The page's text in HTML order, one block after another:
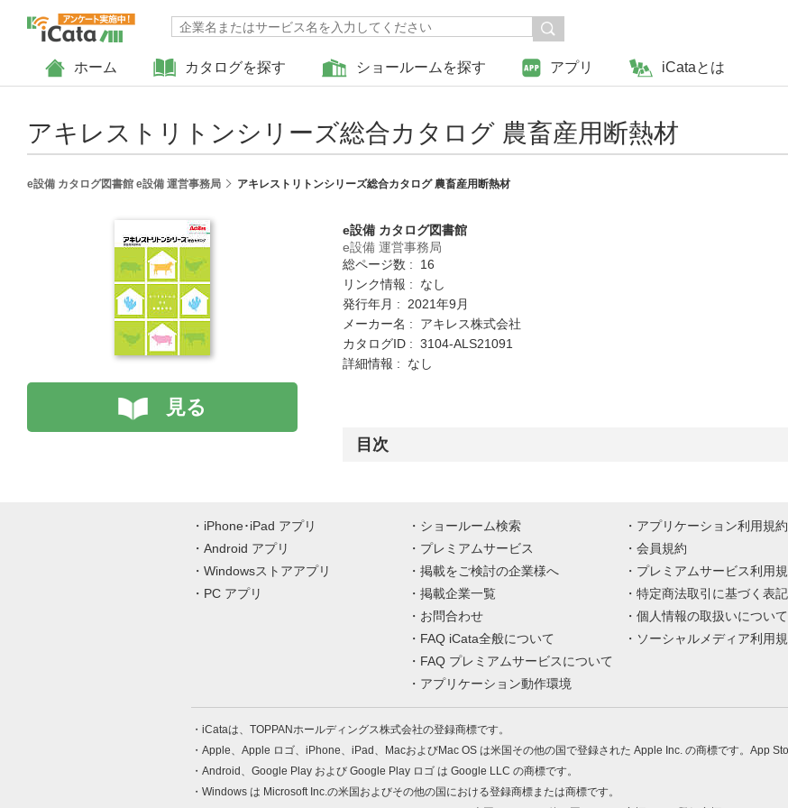
ホーム カタログを探す ショールームを探す アプリ iCataとは
アキレストリトンシリーズ総合カタログ 農畜産用断熱材
e設備 カタログ図書館 e設備 運営事務局 アキレストリトンシリーズ総合カタログ 農畜産用断熱材
見る
e設備 カタログ図書館
e設備 運営事務局
総ページ数 : 16
リンク情報 : なし
発行年月 : 2021年9月
メーカー名 : アキレス株式会社
カタログID : 3104-ALS21091
詳細情報 : なし
目次
iPhone･iPad アプリ
Android アプリ
Windowsストアアプリ
PC アプリ
ショールーム検索
プレミアムサービス
掲載をご検討の企業様へ
掲載企業一覧
お問合わせ
FAQ iCata全般について
FAQ プレミアムサービスについて
アプリケーション動作環境
アプリケーション利用規約
会員規約
プレミアムサービス利用
特定商法取引に基づく表記
個人情報の取扱いについて
ソーシャルメディア利用
iCataは、TOPPANホールディングス株式会社の登録商標です。
Apple、Apple ロゴ、iPhone、iPad、MacおよびMac OS は米国その他の国で登録された Apple Inc. の商標です。App
Android、Google Play および Google Play ロゴ は Google LLC の商標です。
Windows は Microsoft Inc.の米国およびその他の国における登録商標または商標です。